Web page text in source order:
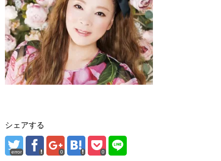
シェアする
error 0 0